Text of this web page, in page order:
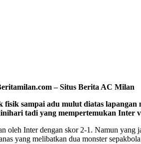
– Situs Berita AC Milan
sampai adu mulut diatas
tadi yang mempertemukan Inter
Inter dengan skor 2-1. Namun
yang melibatkan dua monster